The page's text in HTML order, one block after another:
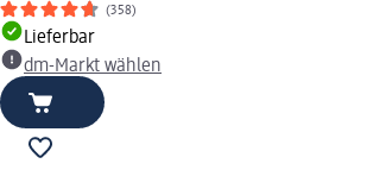
(358)
Lieferbar
dm-Markt wählen